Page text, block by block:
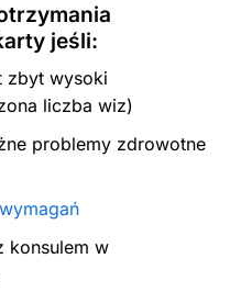
jeśli:
zbyt wysoki
liczba wiz)
problemy zdrowotne
konsulem w